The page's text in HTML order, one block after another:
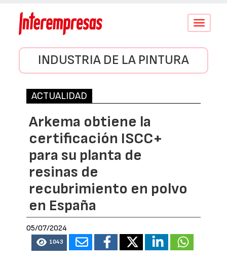
Conmutar
INDUSTRIA DE LA PINTURA
ACTUALIDAD
Arkema obtiene la
certificación ISCC+
para su planta de
resinas de
recubrimiento en polvo
en España
05/07/2024
1043